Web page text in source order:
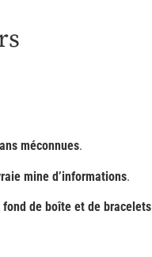
méconnues.
mine d’informations.
de boîte et de bracelets